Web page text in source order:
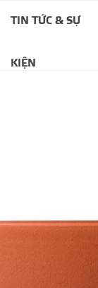
TIN TỨC & SỰ
KIỆN